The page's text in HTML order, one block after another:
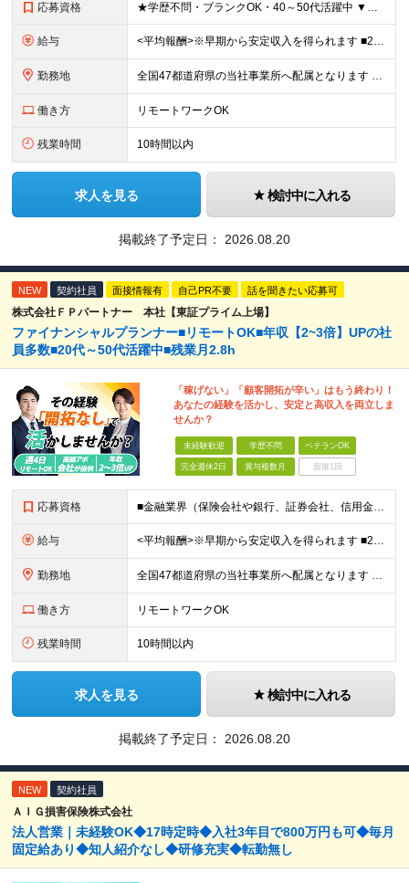
応募資格 ★学歴不問・ブランクOK・40～50代活躍中 ▼以下いずれかのご経験をお持ちの方 ■金融業界（保険会社や銀行、証券会社、信用金庫など）での就業経験 ■何かしらの営業経験をお持ちの方 ※ブランクのある方
給与 <平均報酬>※早期から安定収入を得られます ■2年目～：888万円 ■3年目～：960万円 ■4年目～：1028万円 ★成果連動型報酬（営業成績に応じて支給/45時間分固定残業代含む/超過分は別途支
勤務地 全国47都道府県の当社事業所へ配属となります ※居住地や希望の勤務先を考慮します ※リモートワークOK／転勤なし ＜本社＞ 東京都台東区浅草橋1-1-8 FP浅草橋ビル (変更の範囲)上記を除く当
働き方 リモートワークOK
残業時間 10時間以内
求人を見る 検討中に入れる
掲載終了予定日： 2026.08.20
NEW 契約社員 面接情報有 自己PR不要 話を聞きたい応募可
株式会社ＦＰパートナー 本社【東証プライム上場】
ファイナンシャルプランナー■リモートOK■年収【2~3倍】UPの社
員多数■20代～50代活躍中■残業月2.8h
「稼げない」「顧客開拓が辛い」はもう終わり！
あなたの経験を活かし、安定と高収入を両立しま
せんか？
未経験歓迎 学歴不問 ベテランOK
完全週休2日 賞与複数月 面接1回
応募資格 ■金融業界（保険会社や銀行、証券会社、信用金庫など）の営業経験をお持ちの方 ■学歴不問 ※第二新卒の方も歓迎します ※直販の保険営業職経験者も多数活躍中。 お客さまへのご提案に集中できる仕組みにより
給与 <平均報酬>※早期から安定収入を得られます ■2年目～：888万円 ■3年目～：960万円 ■4年目～：1028万円 ★成果連動型報酬（営業成績に応じて支給/45時間分固定残業代含む/超過分は別途支
勤務地 全国47都道府県の当社事業所へ配属となります ※居住地や希望の勤務先を考慮します ※リモートワークOK／転勤なし ＜本社＞ 東京都台東区浅草橋1-1-8 FP浅草橋ビル (変更の範囲)上記を除く当
働き方 リモートワークOK
残業時間 10時間以内
求人を見る 検討中に入れる
掲載終了予定日： 2026.08.20
NEW 契約社員
ＡＩＧ損害保険株式会社
法人営業｜未経験OK◆17時定時◆入社3年目で800万円も可◆毎月
固定給あり◆知人紹介なし◆研修充実◆転勤無し